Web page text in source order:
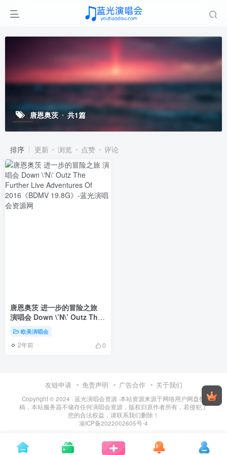
唐恩奥茨 共1篇
排序 更新 浏览 点赞 评论
唐恩奥茨 进一步的冒险之旅
演唱会 Down \’N\’ Outz The
Further Live Adventures Of
2016《BDMV 19.8G》
欧美演唱会
2年前 0
友链申请 免责声明 广告合作 关于我们
Copyright © 2024 · 蓝光演唱会资源 ·本站资源来源于网络用户网盘投
稿，本站服务器不储存任何演唱会资源，版权归原作者所有，若侵犯了
您的合法权益，请联系我们删除！
渝ICP备2022002605号-4